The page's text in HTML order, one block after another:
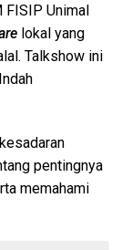
FISIP Unimal
lokal yang
Talkshow ini
pentingnya
memahami